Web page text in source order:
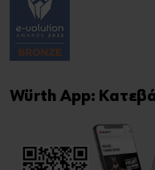
Würth App: